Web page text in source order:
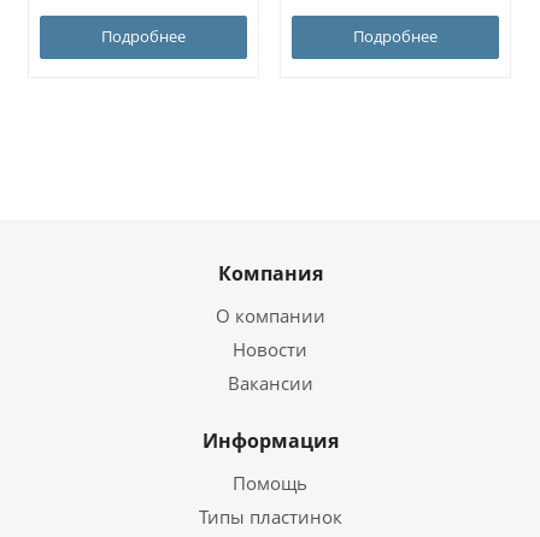
Подробнее Подробнее
Компания
О компании
Новости
Вакансии
Информация
Помощь
Типы пластинок